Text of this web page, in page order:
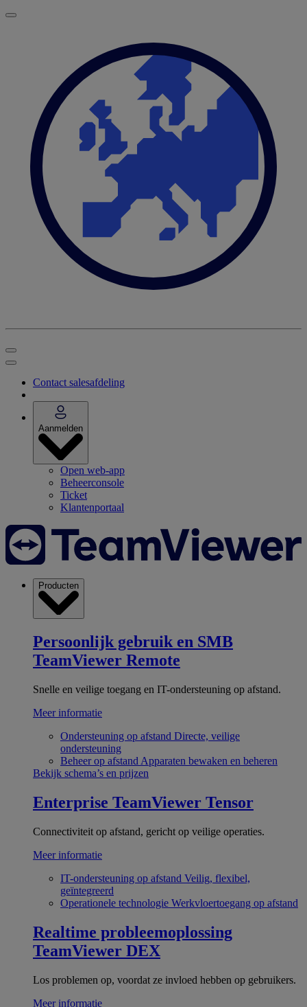
Contact salesafdeling
Aanmelden
Open web-app
Beheerconsole
Ticket
Klantenportaal
Producten
Persoonlijk gebruik en SMB
TeamViewer Remote
Snelle en veilige toegang en IT-ondersteuning op afstand.
Meer informatie
Ondersteuning op afstand Directe, veilige
ondersteuning
Beheer op afstand Apparaten bewaken en beheren
Bekijk schema’s en prijzen
Enterprise TeamViewer Tensor
Connectiviteit op afstand, gericht op veilige operaties.
Meer informatie
IT-ondersteuning op afstand Veilig, flexibel,
geïntegreerd
Operationele technologie Werkvloertoegang op afstand
Realtime probleemoplossing
TeamViewer DEX
Los problemen op, voordat ze invloed hebben op gebruikers.
Meer informatie